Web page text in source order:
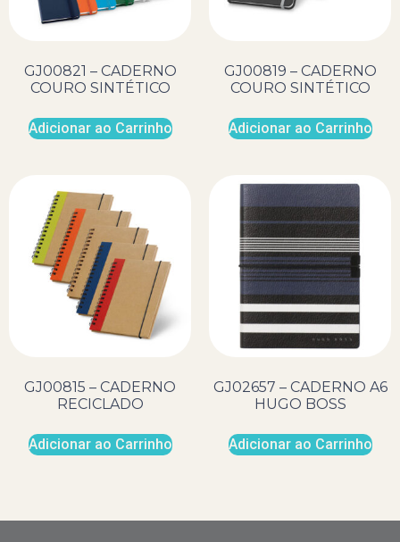
GJ00821 – CADERNO
COURO SINTÉTICO
Adicionar ao Carrinho
GJ00819 – CADERNO
COURO SINTÉTICO
Adicionar ao Carrinho
GJ00815 – CADERNO
RECICLADO
Adicionar ao Carrinho
GJ02657 – CADERNO A6
HUGO BOSS
Adicionar ao Carrinho